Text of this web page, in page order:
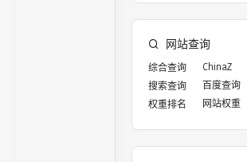
网站查询
综合查询 ChinaZ
搜索查询
百度查询
权重排名
网站权重